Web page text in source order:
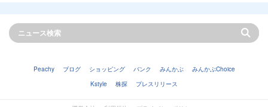
Peachy ブログ ショッピング バンク みんかぶ
みんかぶChoice
Kstyle
株探 プレスリリース